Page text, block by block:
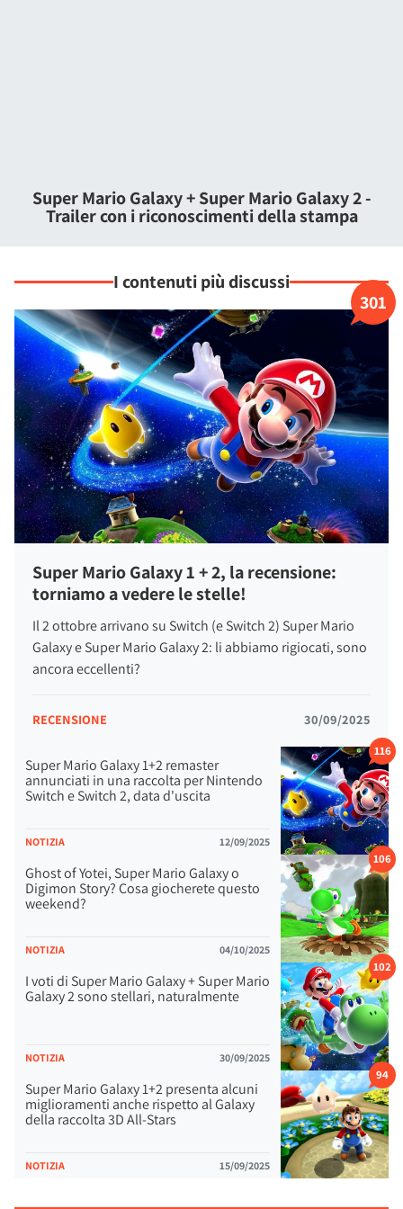
Astronave Mario, accompagnato da un nuovo compagno
d'eccezione: Yoshi, pronto a usare la sua lingua e i frutti
Super Mario Galaxy + Super Mario Galaxy 2 -
Trailer con i riconoscimenti della stampa
I contenuti più discussi
Super Mario Galaxy 1 + 2, la recensione:
torniamo a vedere le stelle!
Il 2 ottobre arrivano su Switch (e Switch 2) Super Mario
Galaxy e Super Mario Galaxy 2: li abbiamo rigiocati, sono
ancora eccellenti?
RECENSIONE 30/09/2025
301
Super Mario Galaxy 1+2 remaster
annunciati in una raccolta per Nintendo
Switch e Switch 2, data d'uscita
NOTIZIA 12/09/2025
116
Ghost of Yotei, Super Mario Galaxy o
Digimon Story? Cosa giocherete questo
weekend?
NOTIZIA 04/10/2025
106
I voti di Super Mario Galaxy + Super Mario
Galaxy 2 sono stellari, naturalmente
NOTIZIA 30/09/2025
102
Super Mario Galaxy 1+2 presenta alcuni
miglioramenti anche rispetto al Galaxy
della raccolta 3D All-Stars
NOTIZIA 15/09/2025
94